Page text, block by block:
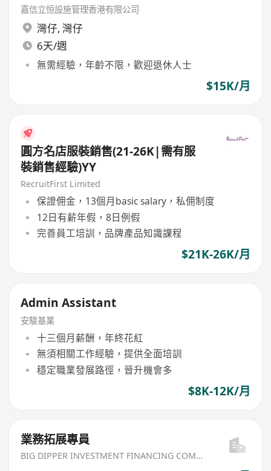
嘉信立恒設施管理香港有限公司
灣仔, 灣仔
6天/週
無需經驗，年齡不限，歡迎退休人士
$15K/月
圓方名店服裝銷售(21-26K|需有服
裝銷售經驗)YY
RecruitFirst Limited
保證佣金，13個月basic salary，私佣制度
12日有薪年假，8日例假
完善員工培訓，品牌產品知識課程
$21K-26K/月
Admin Assistant
安駿基業
十三個月薪酬，年終花紅
無須相關工作經驗，提供全面培訓
穩定職業發展路徑，晉升機會多
$8K-12K/月
業務拓展專員
BIG DIPPER INVESTMENT FINANCING COMPANY